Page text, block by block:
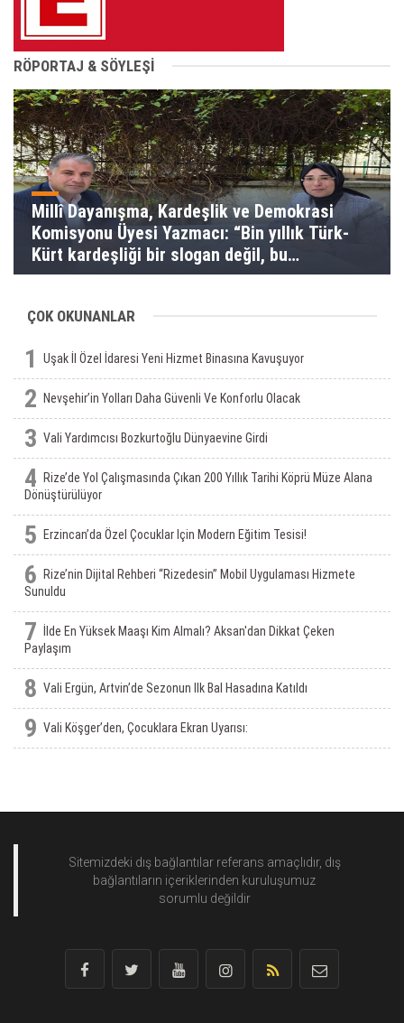
RÖPORTAJ & SÖYLEŞİ
Millî Dayanışma, Kardeşlik ve Demokrasi
Komisyonu Üyesi Yazmacı: “Bin yıllık Türk-
Kürt kardeşliği bir slogan değil, bu
toprakların gerçeğidir”
ÇOK OKUNANLAR
1 Uşak İl Özel İdaresi Yeni Hizmet Binasına Kavuşuyor
2 Nevşehir’in Yolları Daha Güvenli Ve Konforlu Olacak
3 Vali Yardımcısı Bozkurtoğlu Dünyaevine Girdi
4 Rize’de Yol Çalışmasında Çıkan 200 Yıllık Tarihi Köprü Müze Alana
Dönüştürülüyor
5 Erzincan’da Özel Çocuklar Için Modern Eğitim Tesisi!
6 Rize’nin Dijital Rehberi “Rizedesin” Mobil Uygulaması Hizmete
Sunuldu
7 İlde En Yüksek Maaşı Kim Almalı? Aksan'dan Dikkat Çeken
Paylaşım
8 Vali Ergün, Artvin’de Sezonun Ilk Bal Hasadına Katıldı
9 Vali Köşger’den, Çocuklara Ekran Uyarısı:
Sitemizdeki dış bağlantılar referans amaçlıdır, dış
bağlantıların içeriklerinden kuruluşumuz
sorumlu değildir